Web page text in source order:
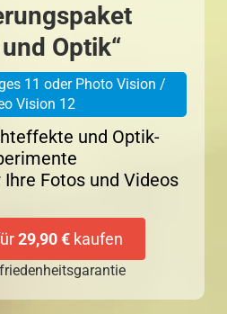
Optik“
11 oder Photo Vision /
Vision 12
und Optik-
Fotos und Videos
29,90 €kaufen